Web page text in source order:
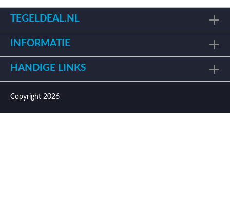
TEGELDEAL.NL
INFORMATIE
HANDIGE LINKS
Copyright 2026